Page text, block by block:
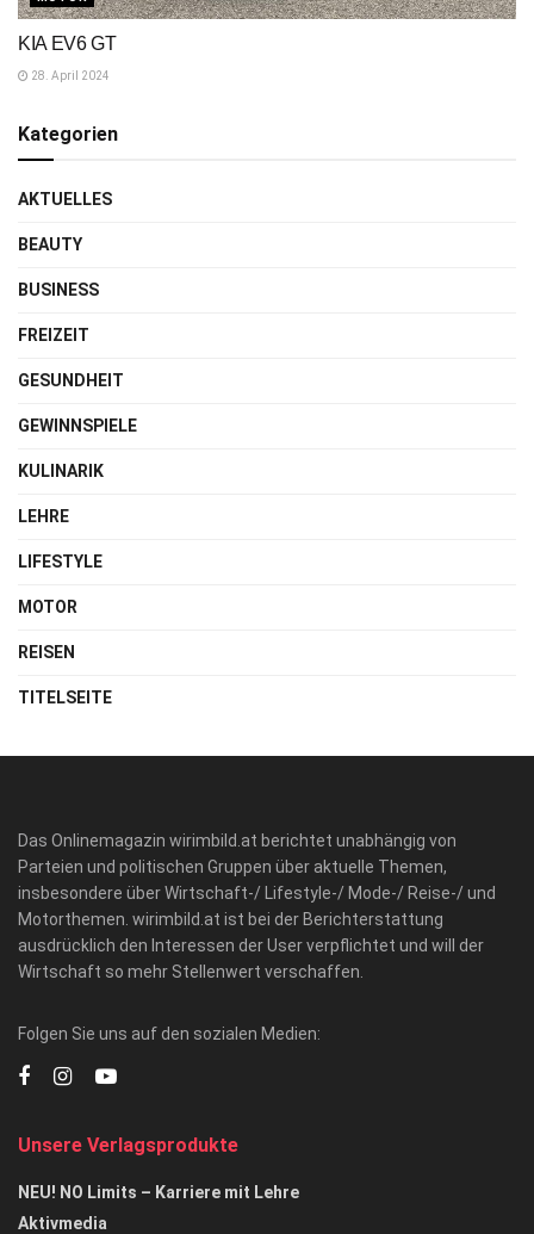
KIA EV6 GT
28. April 2024
Kategorien
AKTUELLES
BEAUTY
BUSINESS
FREIZEIT
GESUNDHEIT
GEWINNSPIELE
KULINARIK
LEHRE
LIFESTYLE
MOTOR
REISEN
TITELSEITE
Das Onlinemagazin wirimbild.at berichtet unabhängig von
Parteien und politischen Gruppen über aktuelle Themen,
insbesondere über Wirtschaft-/ Lifestyle-/ Mode-/ Reise-/ und
Motorthemen. wirimbild.at ist bei der Berichterstattung
ausdrücklich den Interessen der User verpflichtet und will der
Wirtschaft so mehr Stellenwert verschaffen.
Folgen Sie uns auf den sozialen Medien:
Unsere Verlagsprodukte
NEU! NO Limits – Karriere mit Lehre
Aktivmedia